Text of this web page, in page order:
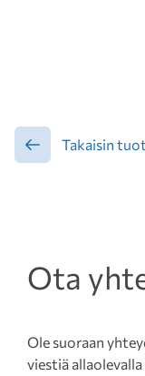
Takaisin
Ota
Ole suoraan
viestiä